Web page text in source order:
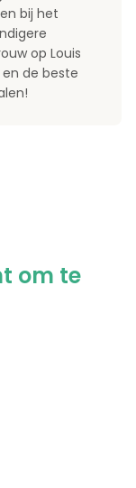
bij het
op Louis
de beste
om te